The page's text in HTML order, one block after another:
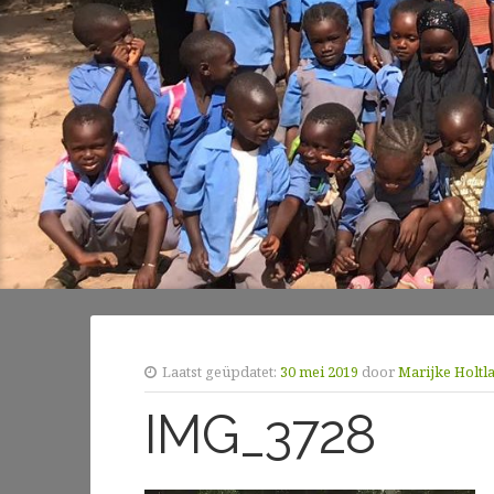
Laatst geüpdatet: 30 mei 2019 doorMarijke
IMG_3728